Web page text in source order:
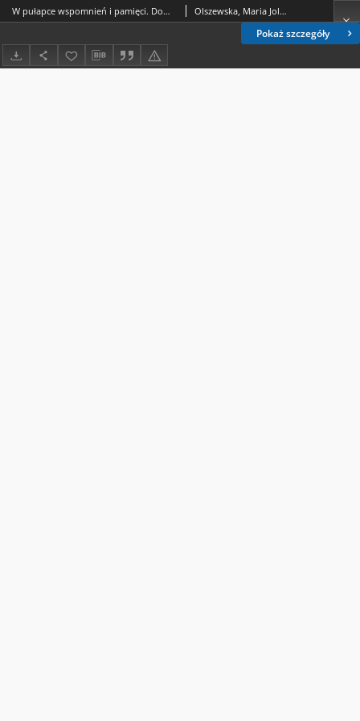
Pokaż szczegóły
W pułapce wspomnień i pamięci. Dom kobiet Zofii Nałkowskiej Olszewska, Maria Jolanta.